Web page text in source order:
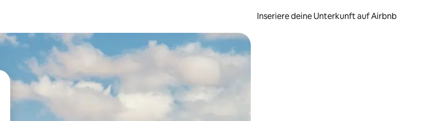
Inseriere deine Unterkunft auf Airbnb